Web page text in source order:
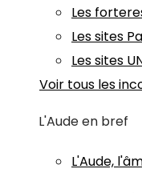
Les
Les sites
Les sites
Voir tous les
L'Aude en bref
L'Aude,